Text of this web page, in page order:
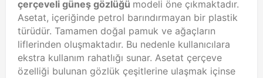
çerçeveli güneş gözlüğü modeli öne çıkmaktadır.
Asetat, içeriğinde petrol barındırmayan bir plastik
türüdür. Tamamen doğal pamuk ve ağaçların
liflerinden oluşmaktadır. Bu nedenle kullanıcılara
ekstra kullanım rahatlığı sunar. Asetat çerçeve
özelliği bulunan gözlük çeşitlerine ulaşmak içinse